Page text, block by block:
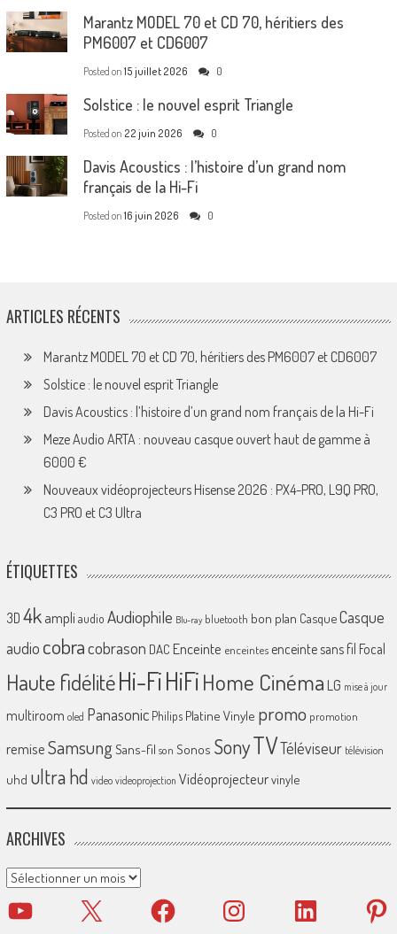
Marantz MODEL 70 et CD 70, héritiers des
PM6007 et CD6007
Posted on 15 juillet 2026 0
Solstice : le nouvel esprit Triangle
Posted on 22 juin 2026 0
Davis Acoustics : l’histoire d’un grand nom
français de la Hi-Fi
Posted on 16 juin 2026 0
ARTICLES RÉCENTS
Marantz MODEL 70 et CD 70, héritiers des PM6007 et CD6007
Solstice : le nouvel esprit Triangle
Davis Acoustics : l’histoire d’un grand nom français de la Hi-Fi
Meze Audio ARTA : nouveau casque ouvert haut de gamme à
6000 €
Nouveaux vidéoprojecteurs Hisense 2026 : PX4-PRO, L9Q PRO,
C3 PRO et C3 Ultra
ÉTIQUETTES
3D 4k ampliaudio Audiophile Blu-ray bluetooth bon plan CasqueCasque
audio cobracobrason DAC Enceinte enceintes enceinte sans fil Focal
Haute fidélitéHi-FiHiFiHome Cinéma LG mise à jour
multiroom oled Panasonic Philips Platine Vinyle promo promotion
remiseSamsungSans-fil son Sonos SonyTVTéléviseur télévision
uhd ultra hd video videoprojection Vidéoprojecteurvinyle
ARCHIVES
Archives
YouTube X Facebook Instagram LinkedIn